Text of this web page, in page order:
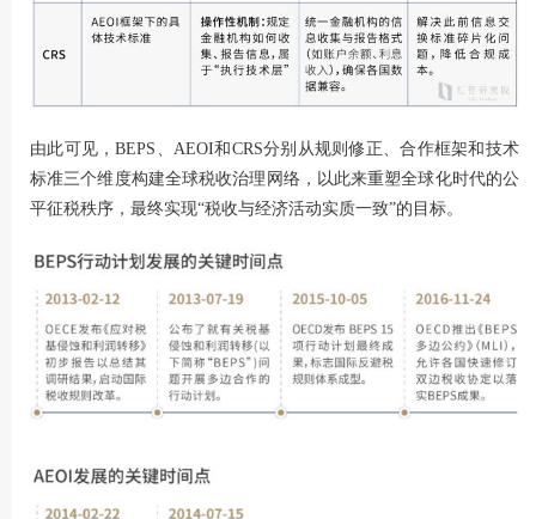
由此可见，BEPS、AEOI和CRS分别从规则修正、合作框架和技术
标准三个维度构建全球税收治理网络，以此来重塑全球化时代的公
平征税秩序，最终实现“税收与经济活动实质一致”的目标。